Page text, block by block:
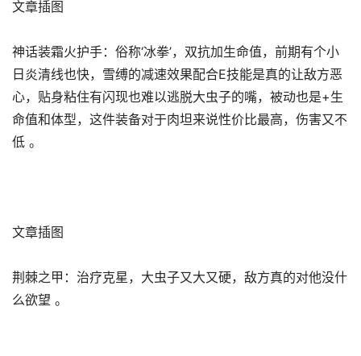
文章插图
神话装霜火护手：俗称‘冰拳’，双抗加生命值，前期有个小
日炎清线也快，雪缚的减速效果配合E技能是真的让敌方恶
心，贴身粘住有闪现也难以逃脱大虫子的嘴，被动也是+生
命值和体型，这件装备对于肉坦来说性价比最高，伤害又不
低 。
文章插图
荆棘之甲：治疗克星，大虫子又大又硬，敌方真的对他没什
么欲望 。